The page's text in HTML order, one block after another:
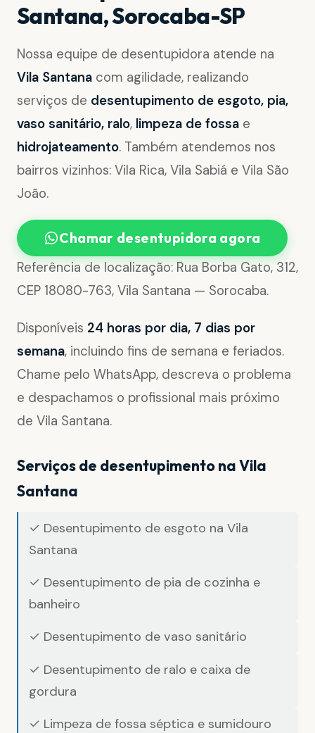
Santana, Sorocaba-SP
Nossa equipe de desentupidora atende na
Vila Santana com agilidade, realizando
serviços de desentupimento de esgoto, pia,
vaso sanitário, ralo, limpeza de fossa e
hidrojateamento. Também atendemos nos
bairros vizinhos: Vila Rica, Vila Sabiá e Vila São
João.
Chamar desentupidora agora
Referência de localização: Rua Borba Gato, 312,
CEP 18080-763, Vila Santana — Sorocaba.
Disponíveis 24 horas por dia, 7 dias por
semana, incluindo fins de semana e feriados.
Chame pelo WhatsApp, descreva o problema
e despachamos o profissional mais próximo
de Vila Santana.
Serviços de desentupimento na Vila
Santana
✓ Desentupimento de esgoto na Vila
Santana
✓ Desentupimento de pia de cozinha e
banheiro
✓ Desentupimento de vaso sanitário
✓ Desentupimento de ralo e caixa de
gordura
✓ Limpeza de fossa séptica e sumidouro